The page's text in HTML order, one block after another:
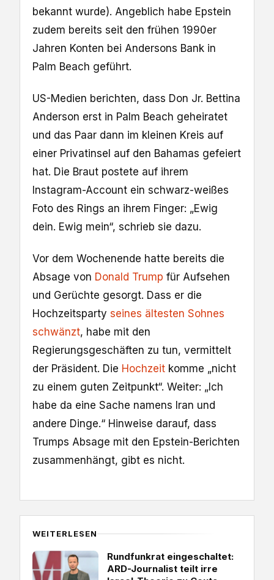
bekannt wurde). Angeblich habe Epstein
zudem bereits seit den frühen 1990er
Jahren Konten bei Andersons Bank in
Palm Beach geführt.
US-Medien berichten, dass Don Jr. Bettina
Anderson erst in Palm Beach geheiratet
und das Paar dann im kleinen Kreis auf
einer Privatinsel auf den Bahamas gefeiert
hat. Die Braut postete auf ihrem
Instagram-Account ein schwarz-weißes
Foto des Rings an ihrem Finger: „Ewig
dein. Ewig mein“, schrieb sie dazu.
Vor dem Wochenende hatte bereits die
Absage von Donald Trump für Aufsehen
und Gerüchte gesorgt. Dass er die
Hochzeitsparty seines ältesten Sohnes
schwänzt, habe mit den
Regierungsgeschäften zu tun, vermittelt
der Präsident. Die Hochzeit komme „nicht
zu einem guten Zeitpunkt“. Weiter: „Ich
habe da eine Sache namens Iran und
andere Dinge.“ Hinweise darauf, dass
Trumps Absage mit den Epstein-Berichten
zusammenhängt, gibt es nicht.
WEITERLESEN
Rundfunkrat eingeschaltet:
ARD-Journalist teilt irre